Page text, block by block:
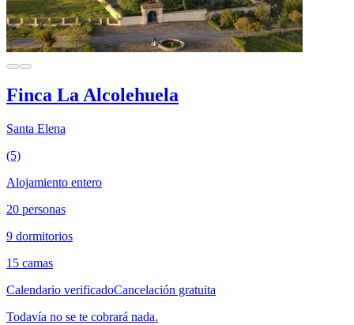
Finca La Alcolehuela
Santa Elena
(5)
Alojamiento entero
20 personas
9 dormitorios
15 camas
Calendario verificadoCancelación gratuita
Todavía no se te cobrará nada.